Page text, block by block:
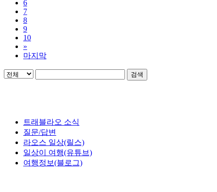
6
7
8
9
10
»
마지막
검색
트래블라오 소식
질문/답변
라오스 일상(릴스)
일상이 여행(유튜브)
여행정보(블로그)